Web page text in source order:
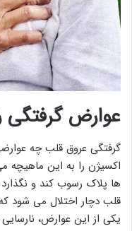
عوارض
گرفتگی عروق قلب چه
اکسیژن را به این ماهیچه
ها پلاک رسوب کند و
قلب دچار اختلال می شود که
یکی از این عوارض،